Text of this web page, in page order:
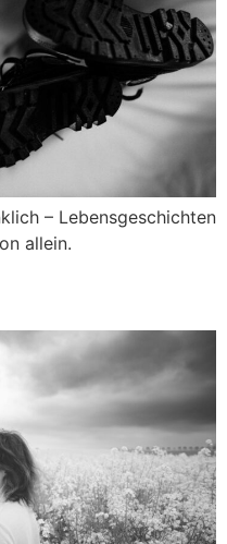
– Lebensgeschichten
allein.